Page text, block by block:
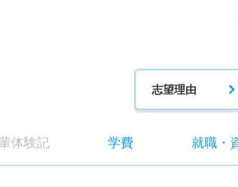
志望理由
体験記 学費 就職・